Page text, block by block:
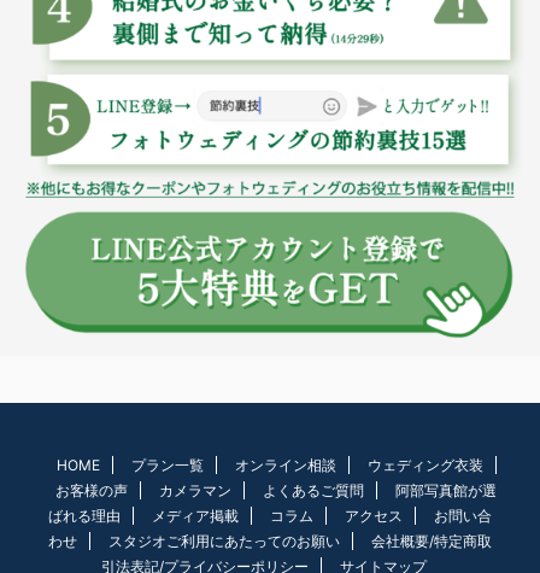
HOME プラン一覧 オンライン相談
ウェディング衣装
お客様の声
カメラマン よくあるご質問
阿部写真館が選
ばれる理由
メディア掲載 コラム アクセス
お問い合
わせ
スタジオご利用にあたってのお願い
会社概要/特定商取
引法表記/プライバシーポリシー
サイトマップ